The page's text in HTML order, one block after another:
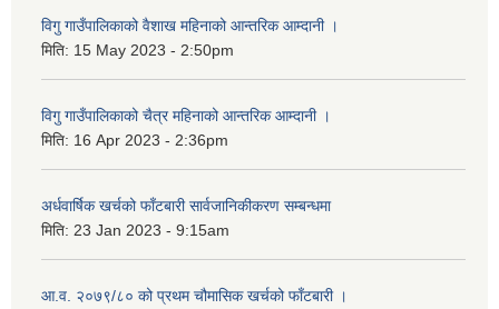
विगु गाउँपालिकाको वैशाख महिनाको आन्तरिक आम्दानी ।
मिति: 15 May 2023 - 2:50pm
विगु गाउँपालिकाको चैत्र महिनाको आन्तरिक आम्दानी ।
मिति: 16 Apr 2023 - 2:36pm
अर्धवार्षिक खर्चको फाँटबारी सार्वजानिकीकरण सम्बन्धमा
मिति: 23 Jan 2023 - 9:15am
आ.व. २०७९/८० को प्रथम चौमासिक खर्चको फाँटबारी ।